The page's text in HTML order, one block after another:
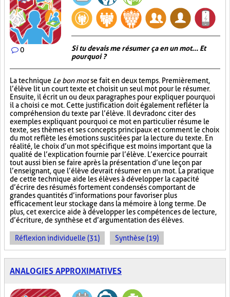
0
Si tu devais me résumer ça en un mot... Et
pourquoi ?
La technique Le bon motse fait en deux temps. Premièrement,
l’élève lit un court texte et choisit un seul mot pour le résumer.
Ensuite, il écrit un ou deux paragraphes pour expliquer pourquoi
il a choisi ce mot. Cette justification doit également refléter la
compréhension du texte par l’élève. Il devra donc citer des
exemples expliquant pourquoi ce mot en particulier résume le
texte, ses thèmes et ses concepts principaux et comment le choix
du mot reflète les émotions suscitées par la lecture du texte. En
réalité, le choix d’un mot spécifique est moins important que la
qualité de l’explication fournie par l’élève. L’exercice pourrait
tout aussi bien se faire après la présentation d’une leçon par
l’enseignant, que l’élève devrait résumer en un mot. La pratique
de cette technique aide les élèves à développer la capacité
d’écrire des résumés fortement condensés comportant de
grandes quantités d’informations pour favoriser plus
efficacement leur stockage dans la mémoire à long terme. De
plus, cet exercice aide à développer les compétences de lecture,
d’écriture, de synthèse et d’argumentation des élèves.
Réflexion individuelle (31) Synthèse (19)
ANALOGIES APPROXIMATIVES